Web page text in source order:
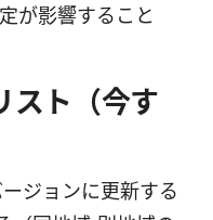
が影響すること
スト（今す
ジョンに更新する